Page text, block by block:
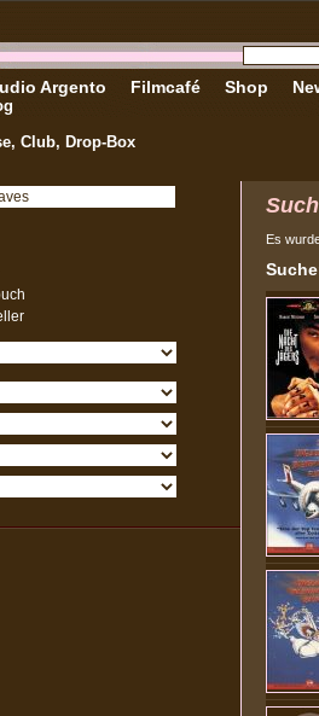
Club, Drop-Box
Argento Filmcafé Shop
Es